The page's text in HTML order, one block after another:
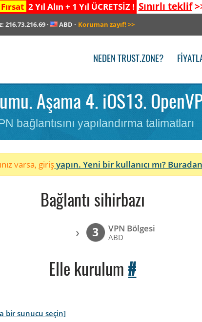
2 Yıl Alın + 1 Yıl ÜCRETSİZ ! Sınırlı teklif
216.73.216.69· ABD · Koruman zayıf! >>
NEDEN TRUST.ZONE?
Aşama 4. iOS13.
bağlantısını yapılandırma talimatları
varsa, girişyapın. Yeni bir kullanıcı mı?
Bağlantı sihirbazı
› 3 VPN Bölgesi
ABD
Elle kurulum #
bir sunucu seçin]